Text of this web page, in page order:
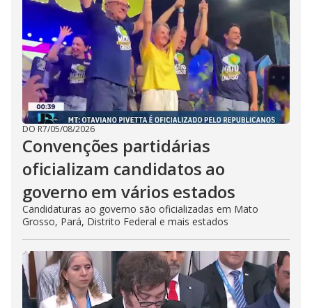
DO R7/05/08/2026
Convenções partidárias
oficializam candidatos ao
governo em vários estados
Candidaturas ao governo são oficializadas em Mato
Grosso, Pará, Distrito Federal e mais estados